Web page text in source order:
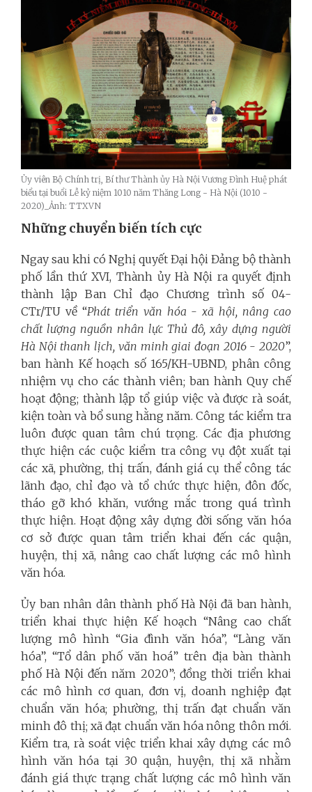
Ủy viên Bộ Chính trị, Bí thư Thành ủy Hà Nội Vương Đình Huệ phát
biểu tại buổi Lễ kỷ niệm 1010 năm Thăng Long - Hà Nội (1010 -
2020)_Ảnh: TTXVN
Những chuyển biến tích cực
Ngay sau khi có Nghị quyết Đại hội Đảng bộ thành
phố lần thứ XVI, Thành ủy Hà Nội ra quyết định
thành lập Ban Chỉ đạo Chương trình số 04-
CTr/TU về “Phát triển văn hóa - xã hội, nâng cao
chất lượng nguồn nhân lực Thủ đô, xây dựng người
Hà Nội thanh lịch, văn minh giai đoạn 2016 - 2020”,
ban hành Kế hoạch số 165/KH-UBND, phân công
nhiệm vụ cho các thành viên; ban hành Quy chế
hoạt động; thành lập tổ giúp việc và được rà soát,
kiện toàn và bổ sung hằng năm. Công tác kiểm tra
luôn được quan tâm chú trọng. Các địa phương
thực hiện các cuộc kiểm tra công vụ đột xuất tại
các xã, phường, thị trấn, đánh giá cụ thể công tác
lãnh đạo, chỉ đạo và tổ chức thực hiện, đôn đốc,
tháo gỡ khó khăn, vướng mắc trong quá trình
thực hiện. Hoạt động xây dựng đời sống văn hóa
cơ sở được quan tâm triển khai đến các quận,
huyện, thị xã, nâng cao chất lượng các mô hình
văn hóa.
Ủy ban nhân dân thành phố Hà Nội đã ban hành,
triển khai thực hiện Kế hoạch “Nâng cao chất
lượng mô hình “Gia đình văn hóa”, “Làng văn
hóa”, “Tổ dân phố văn hoá” trên địa bàn thành
phố Hà Nội đến năm 2020”; đồng thời triển khai
các mô hình cơ quan, đơn vị, doanh nghiệp đạt
chuẩn văn hóa; phường, thị trấn đạt chuẩn văn
minh đô thị; xã đạt chuẩn văn hóa nông thôn mới.
Kiểm tra, rà soát việc triển khai xây dựng các mô
hình văn hóa tại 30 quận, huyện, thị xã nhằm
đánh giá thực trạng chất lượng các mô hình văn